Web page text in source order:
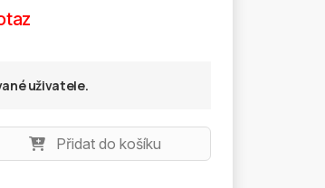
uživatele.
Přidat do košíku